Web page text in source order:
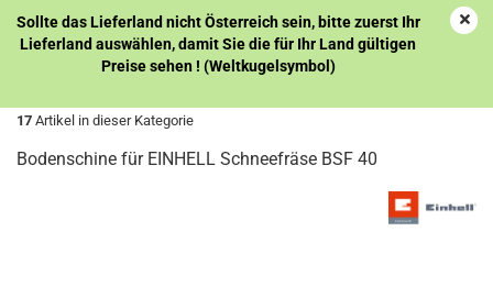
Sollte das Lieferland nicht Österreich sein, bitte zuerst Ihr
Lieferland auswählen, damit Sie die für Ihr Land gültigen
Preise sehen ! (Weltkugelsymbol)
17 Artikel in dieser Kategorie
Bodenschine für EINHELL Schneefräse BSF 40